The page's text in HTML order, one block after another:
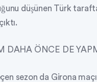
düşünen Türk
DAHA ÖNCE DE
sezon da Girona